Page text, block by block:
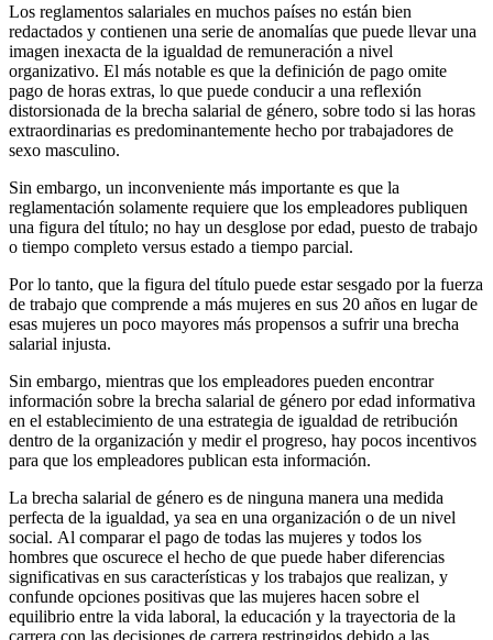
Los reglamentos salariales en muchos países no están bien
redactados y contienen una serie de anomalías que puede llevar una
imagen inexacta de la igualdad de remuneración a nivel
organizativo. El más notable es que la definición de pago omite
pago de horas extras, lo que puede conducir a una reflexión
distorsionada de la brecha salarial de género, sobre todo si las horas
extraordinarias es predominantemente hecho por trabajadores de
sexo masculino.
Sin embargo, un inconveniente más importante es que la
reglamentación solamente requiere que los empleadores publiquen
una figura del título; no hay un desglose por edad, puesto de trabajo
o tiempo completo versus estado a tiempo parcial.
Por lo tanto, que la figura del título puede estar sesgado por la fuerza
de trabajo que comprende a más mujeres en sus 20 años en lugar de
esas mujeres un poco mayores más propensos a sufrir una brecha
salarial injusta.
Sin embargo, mientras que los empleadores pueden encontrar
información sobre la brecha salarial de género por edad informativa
en el establecimiento de una estrategia de igualdad de retribución
dentro de la organización y medir el progreso, hay pocos incentivos
para que los empleadores publican esta información.
La brecha salarial de género es de ninguna manera una medida
perfecta de la igualdad, ya sea en una organización o de un nivel
social. Al comparar el pago de todas las mujeres y todos los
hombres que oscurece el hecho de que puede haber diferencias
significativas en sus características y los trabajos que realizan, y
confunde opciones positivas que las mujeres hacen sobre el
equilibrio entre la vida laboral, la educación y la trayectoria de la
carrera con las decisiones de carrera restringidos debido a las